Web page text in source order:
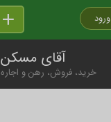
ورود
آقای مسکن
خرید، فروش، رهن و اجاره